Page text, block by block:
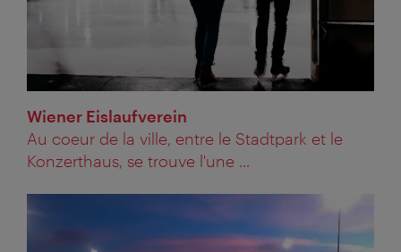
Wiener Eislaufverein
Au coeur de la ville, entre le Stadtpark et le
Konzerthaus, se trouve l'une ...